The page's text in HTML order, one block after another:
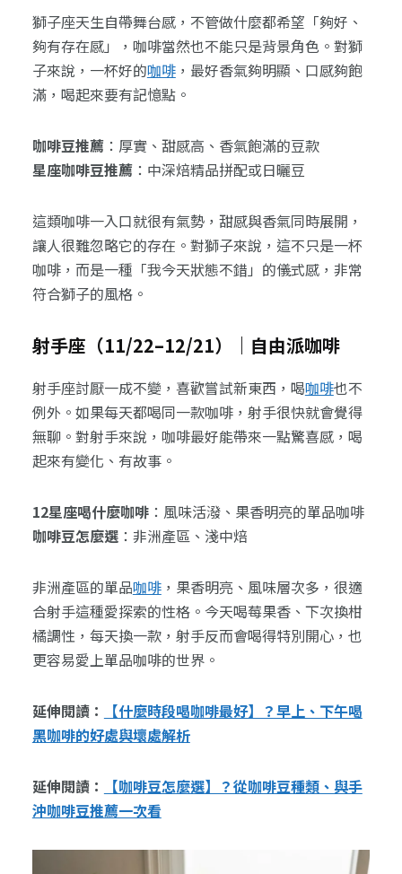
獅子座天生自帶舞台感，不管做什麼都希望「夠好、
夠有存在感」，咖啡當然也不能只是背景角色。對獅
子來說，一杯好的咖啡，最好香氣夠明顯、口感夠飽
滿，喝起來要有記憶點。
咖啡豆推薦：厚實、甜感高、香氣飽滿的豆款
星座咖啡豆推薦：中深焙精品拼配或日曬豆
這類咖啡一入口就很有氣勢，甜感與香氣同時展開，
讓人很難忽略它的存在。對獅子來說，這不只是一杯
咖啡，而是一種「我今天狀態不錯」的儀式感，非常
符合獅子的風格。
射手座（11/22–12/21）｜自由派咖啡
射手座討厭一成不變，喜歡嘗試新東西，喝咖啡也不
例外。如果每天都喝同一款咖啡，射手很快就會覺得
無聊。對射手來說，咖啡最好能帶來一點驚喜感，喝
起來有變化、有故事。
12星座喝什麼咖啡：風味活潑、果香明亮的單品咖啡
咖啡豆怎麼選：非洲產區、淺中焙
非洲產區的單品咖啡，果香明亮、風味層次多，很適
合射手這種愛探索的性格。今天喝莓果香、下次換柑
橘調性，每天換一款，射手反而會喝得特別開心，也
更容易愛上單品咖啡的世界。
延伸閱讀：
【什麼時段喝咖啡最好】？早上、下午喝
黑咖啡的好處與壞處解析
延伸閱讀：
【咖啡豆怎麼選】？從咖啡豆種類、與手
沖咖啡豆推薦一次看